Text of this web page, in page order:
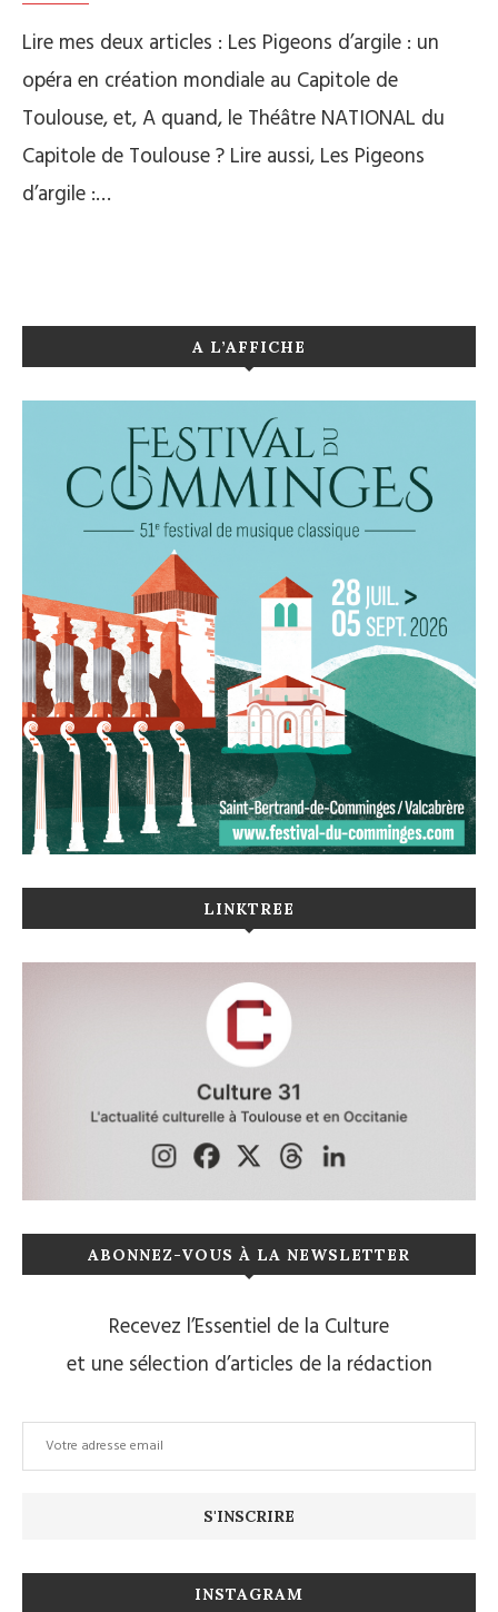
Lire mes deux articles : Les Pigeons d’argile : un
opéra en création mondiale au Capitole de
Toulouse, et, A quand, le Théâtre NATIONAL du
Capitole de Toulouse ? Lire aussi, Les Pigeons
d’argile :…
A L’AFFICHE
LINKTREE
ABONNEZ-VOUS À LA NEWSLETTER
Recevez l’Essentiel de la Culture
et une sélection d’articles de la rédaction
INSTAGRAM